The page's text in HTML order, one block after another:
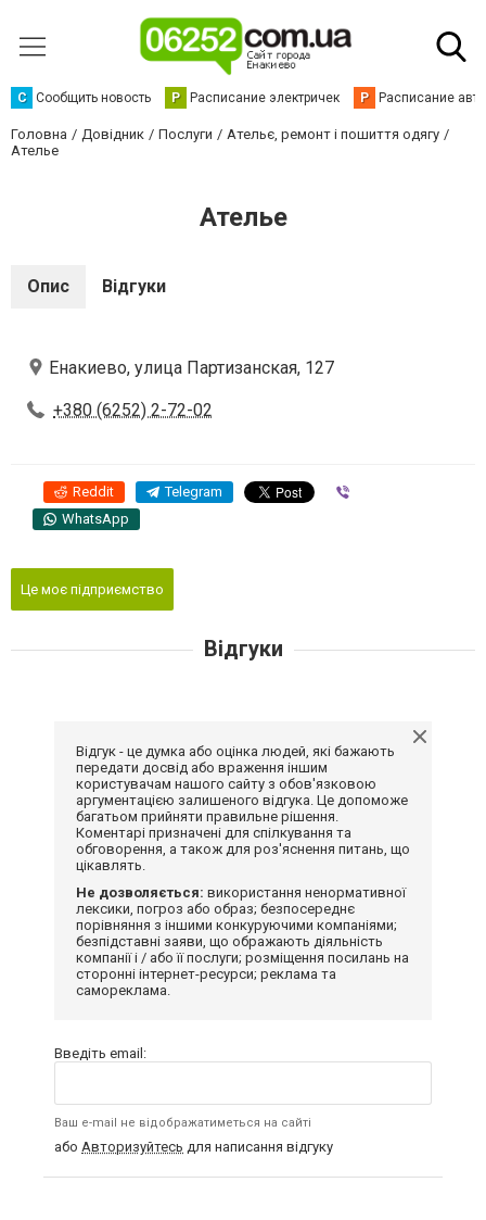
С Сообщить новость Р Расписание электричек Р Расписание
Головна Довідник Послуги
Ательє, ремонт і пошиття одягу
Ателье
Ателье
Опис Відгуки
Енакиево, улица Партизанская, 127
+380 (6252) 2-72-02
Reddit Telegram
WhatsApp
Це моє підприємство
Відгуки
Відгук - це думка або оцінка людей, які бажають
передати досвід або враження іншим
користувачам нашого сайту з обов'язковою
аргументацією залишеного відгука. Це допоможе
багатьом прийняти правильне рішення.
Коментарі призначені для спілкування та
обговорення, а також для роз'яснення питань, що
цікавлять.
Не дозволяється: використання ненормативної
лексики, погроз або образ; безпосереднє
порівняння з іншими конкуруючими компаніями;
безпідставні заяви, що ображають діяльність
компанії і / або її послуги; розміщення посилань на
сторонні інтернет-ресурси; реклама та
самореклама.
Введіть email:
Ваш e-mail не відображатиметься на сайті
або Авторизуйтесь для написання відгуку